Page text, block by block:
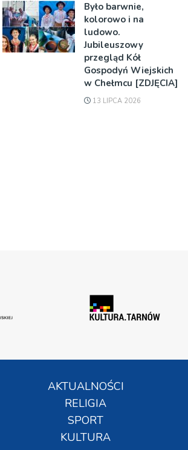
Było barwnie,
kolorowo i na
ludowo.
Jubileuszowy
przegląd Kół
Gospodyń Wiejskich
w Chełmcu [ZDJĘCIA]
13 LIPCA 2026
AKTUALNOŚCI
RELIGIA
SPORT
KULTURA